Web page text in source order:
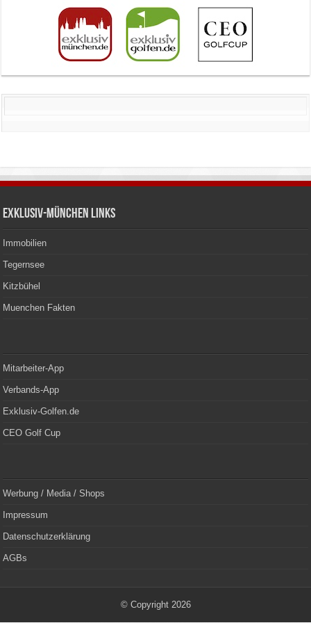
Exklusiv-München Links
Immobilien
Tegernsee
Kitzbühel
Muenchen Fakten
Mitarbeiter-App
Verbands-App
Exklusiv-Golfen.de
CEO Golf Cup
Werbung / Media / Shops
Impressum
Datenschutzerklärung
AGBs
© Copyright 2026